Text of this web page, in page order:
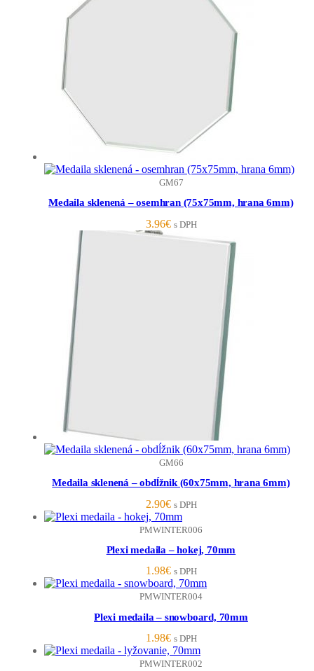
GM67
Medaila sklenená – osemhran (75x75mm, hrana 6mm)
3.96€ s DPH
GM66
Medaila sklenená – obdĺžnik (60x75mm, hrana 6mm)
2.90€ s DPH
PMWINTER006
Plexi medaila – hokej, 70mm
1.98€ s DPH
PMWINTER004
Plexi medaila – snowboard, 70mm
1.98€ s DPH
PMWINTER002